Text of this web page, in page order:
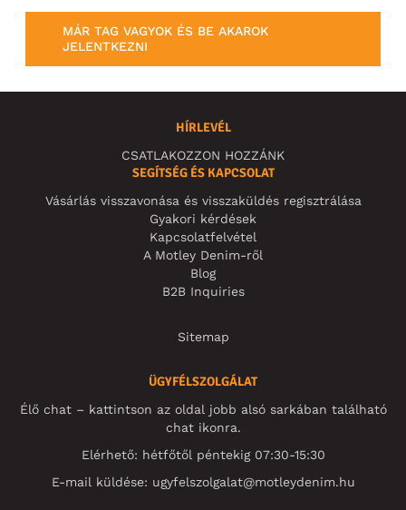
MÁR TAG VAGYOK ÉS BE AKAROK
JELENTKEZNI
HÍRLEVÉL
CSATLAKOZZON HOZZÁNK
SEGÍTSÉG ÉS KAPCSOLAT
Vásárlás visszavonása és visszaküldés regisztrálása
Gyakori kérdések
Kapcsolatfelvétel
A Motley Denim-ről
Blog
B2B Inquiries
Sitemap
ÜGYFÉLSZOLGÁLAT
Élő chat – kattintson az oldal jobb alsó sarkában található
chat ikonra.
Elérhető: hétfőtől péntekig 07:30-15:30
E-mail küldése: ugyfelszolgalat@motleydenim.hu